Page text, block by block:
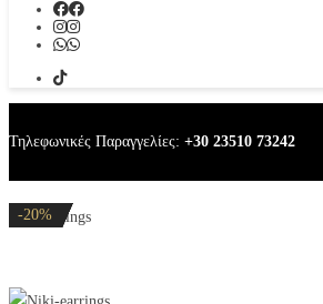
Τηλεφωνικές Παραγγελίες: +30 23510 73242
Niki earrings
-20%
-32%
-20%
-20%
-20%